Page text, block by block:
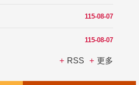
115-08-07
115-08-07
RSS 更多